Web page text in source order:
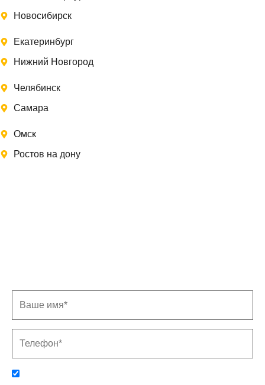
Новосибирск
Екатеринбург
Нижний Новгород
Челябинск
Самара
Омск
Ростов на дону